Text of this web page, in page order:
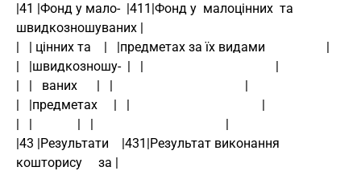
|41 |Фонд у мало-  |411|Фонд у  малоцінних  та
швидкозношуваних |
|   | цінних та    |   |предметах за їх видами                   |
|   |швидкозношу-  |   |                                         |
|   |   ваних      |   |                                         |
|   |предметах     |   |                                         |
|   |              |   |                                         |
|43 |Результати    |431|Результат виконання
кошторису     за |